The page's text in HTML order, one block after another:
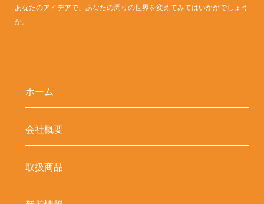
あなたのアイデアで、あなたの周りの世界を変えてみてはいかがでしょう
か。
ホーム
会社概要
取扱商品